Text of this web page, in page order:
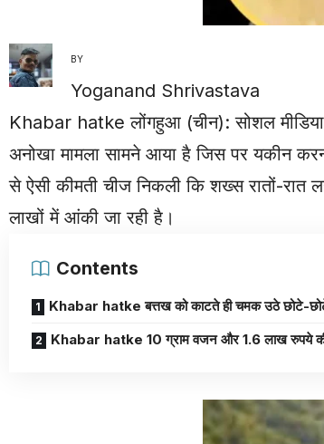
BY
Yoganand Shrivastava
Khabar hatke लोंगहुआ (चीन): सोशल
अनोखा मामला सामने आया है जिस पर यकीन
से ऐसी कीमती चीज निकली कि शख्स रातों-रात
लाखों में आंकी जा रही है।
Contents
Khabar hatke बत्तख को काटते ही चमक उठे छोटे-
Khabar hatke 10 ग्राम वजन और 1.6 लाख रुपये